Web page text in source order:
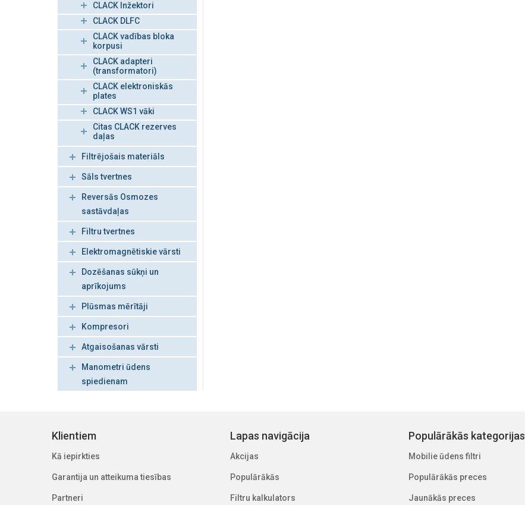
CLACK Inžektori
CLACK DLFC
CLACK vadības bloka
korpusi
CLACK adapteri
(transformatori)
CLACK elektroniskās
plates
CLACK WS1 vāki
Citas CLACK rezerves
daļas
Filtrējošais materiāls
Sāls tvertnes
Reversās Osmozes
sastāvdaļas
Filtru tvertnes
Elektromagnētiskie vārsti
Dozēšanas sūkņi un
aprīkojums
Plūsmas mērītāji
Kompresori
Atgaisošanas vārsti
Manometri ūdens
spiedienam
Klientiem
Kā iepirkties
Garantija un atteikuma tiesības
Partneri
Lapas navigācija
Akcijas
Populārākās
Filtru kalkulators
Populārākās kategorijas
Mobilie ūdens filtri
Populārākās preces
Jaunākās preces